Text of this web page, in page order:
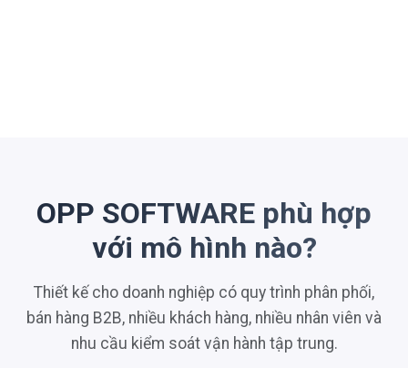
OPP SOFTWARE phù hợp
với mô hình nào?
Thiết kế cho doanh nghiệp có quy trình phân phối,
bán hàng B2B, nhiều khách hàng, nhiều nhân viên và
nhu cầu kiểm soát vận hành tập trung.